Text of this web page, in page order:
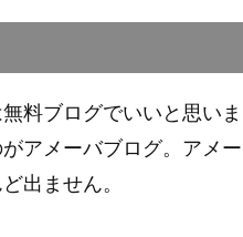
料ブログでいいと思いま
アメーバブログ。アメー
出ません。